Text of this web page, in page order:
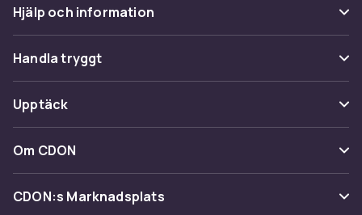
Hjälp och information
Vanliga frågor
Spåra paket
Ångra & Returnera här
Kundservice
Handla tryggt
Betalning
Leverans
Återkallelser
Upptäck
Kategorier
Varumärken
Om CDON
Om oss
CDON:s Marknadsplats